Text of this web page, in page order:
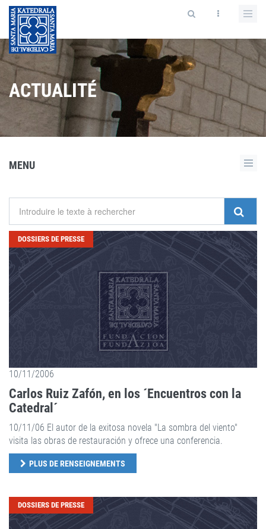
ACTUALITÉ
MENU
DOSSIERS DE PRESSE
10/11/2006
Carlos Ruiz Zafón, en los ´Encuentros con la
Catedral´
10/11/06 El autor de la exitosa novela "La sombra del viento"
visita las obras de restauración y ofrece una conferencia.
PLUS DE RENSEIGNEMENTS
DOSSIERS DE PRESSE